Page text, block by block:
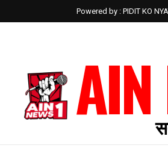
Powered by : PIDIT KO
AIN